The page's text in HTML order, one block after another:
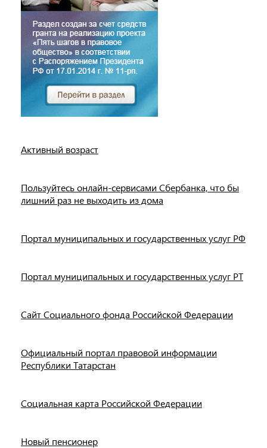
Активный возраст
Пользуйтесь онлайн-сервисами Сбербанка, что бы
лишний раз не выходить из дома
Портал муниципальных и государственных услуг РФ
Портал муниципальных и государственных услуг РТ
Сайт Социального фонда Российской Федерации
Официальный портал правовой информации
Республики Татарстан
Социальная карта Российской Федерации
Новый пенсионер